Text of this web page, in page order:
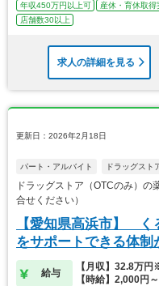
年収450万円以上可 産休・育休取得
店舗数30以上
求人の詳細を見る
更新日：2026年2月18日
パート・アルバイト ドラッグスト
ドラッグストア（OTCのみ）
合せください）
【愛知県高浜市】 く
をサポートできる体制
給与
【月収】32.8万
【時給】2,000円～